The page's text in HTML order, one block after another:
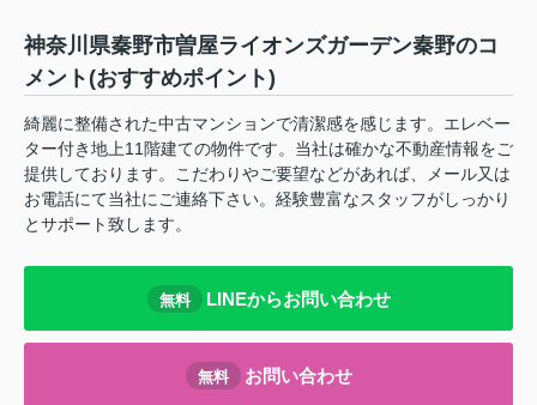
神奈川県秦野市曽屋ライオンズガーデン秦野のコ
メント(おすすめポイント)
綺麗に整備された中古マンションで清潔感を感じます。エレベー
ター付き地上11階建ての物件です。当社は確かな不動産情報をご
提供しております。こだわりやご要望などがあれば、メール又は
お電話にて当社にご連絡下さい。経験豊富なスタッフがしっかり
とサポート致します。
無料 LINEからお問い合わせ
無料 お問い合わせ